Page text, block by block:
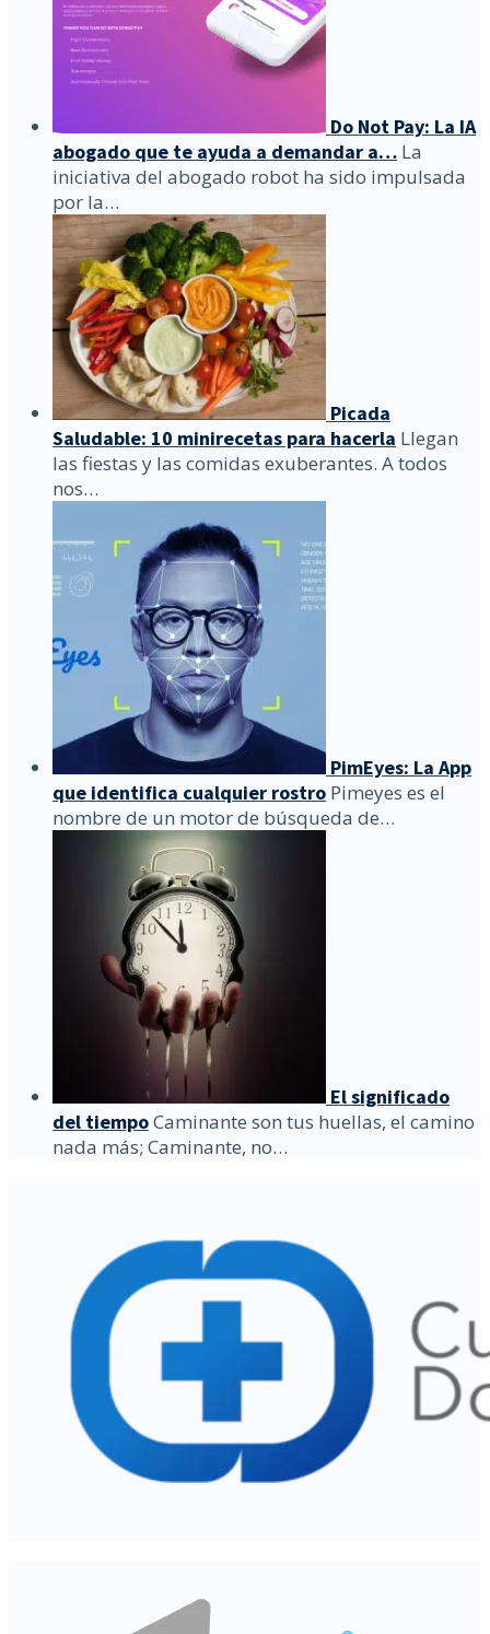
Do Not Pay: La IA
abogado que te ayuda a demandar a… La
iniciativa del abogado robot ha sido impulsada
por la…
Picada
Saludable: 10 minirecetas para hacerla Llegan
las fiestas y las comidas exuberantes. A todos
nos…
PimEyes: La App
que identifica cualquier rostro Pimeyes es el
nombre de un motor de búsqueda de…
El significado
del tiempoCaminante son tus huellas, el camino
nada más; Caminante, no…